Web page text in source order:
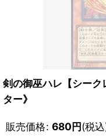
剣の御巫ハレ【シー
ター》
販売価格: 680円(税